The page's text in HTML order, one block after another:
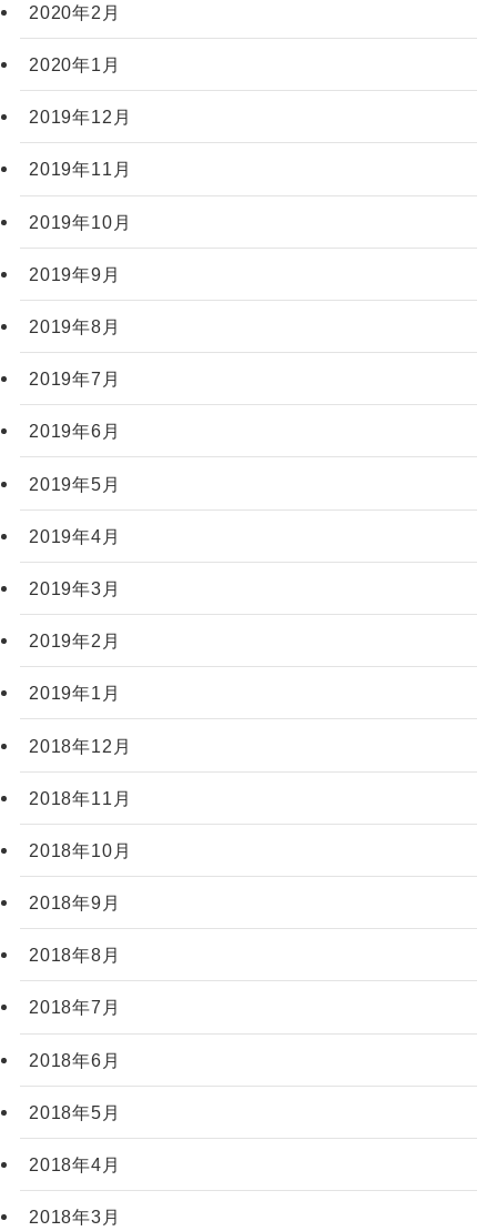
2020年2月
2020年1月
2019年12月
2019年11月
2019年10月
2019年9月
2019年8月
2019年7月
2019年6月
2019年5月
2019年4月
2019年3月
2019年2月
2019年1月
2018年12月
2018年11月
2018年10月
2018年9月
2018年8月
2018年7月
2018年6月
2018年5月
2018年4月
2018年3月